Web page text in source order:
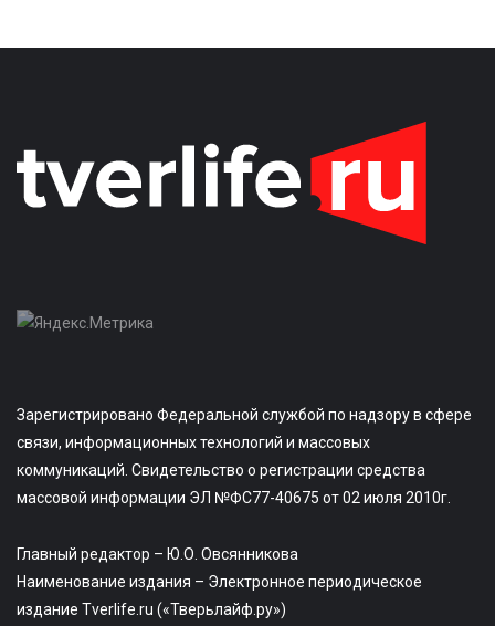
Зарегистрировано Федеральной службой по надзору в сфере
связи, информационных технологий и массовых
коммуникаций. Свидетельство о регистрации средства
массовой информации ЭЛ №ФС77-40675 от 02 июля 2010г.
Главный редактор – Ю.О. Овсянникова
Наименование издания – Электронное периодическое
издание Tverlife.ru («Тверьлайф.ру»)